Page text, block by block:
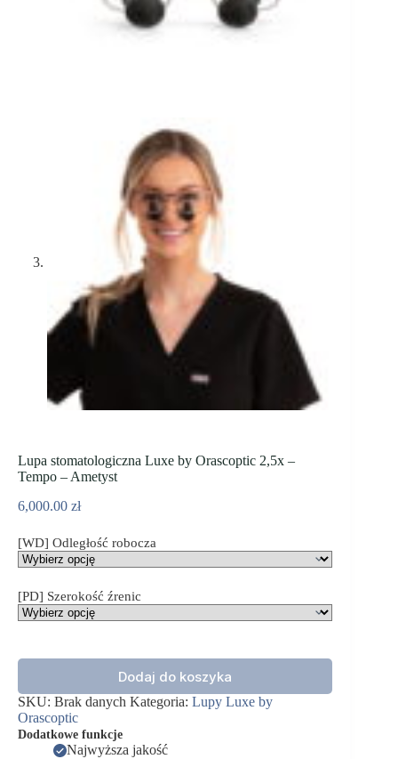
Lupa stomatologiczna Luxe by Orascoptic 2,5x –
Tempo – Ametyst
6,000.00 zł
[WD] Odległość robocza
[PD] Szerokość źrenic
ilość
stomatologiczna
Luxe
by
Orascoptic
Dodaj do koszyka
SKU: Brak danych Kategoria: Lupy Luxe by
Orascoptic
Dodatkowe funkcje
Najwyższa jakość